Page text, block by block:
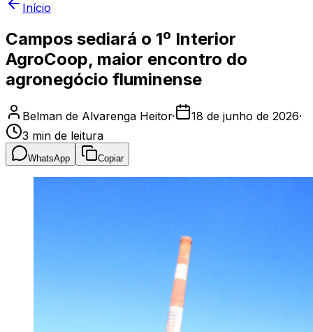
Início
Campos sediará o 1º Interior
AgroCoop, maior encontro do
agronegócio fluminense
Belman de Alvarenga Heitor· 18 de junho de 2026·
3 min de leitura
WhatsApp Copiar